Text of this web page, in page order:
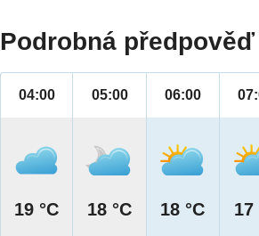
Podrobná
04:00
19 °C
05:00
18 °C
06:00
18 °C 17